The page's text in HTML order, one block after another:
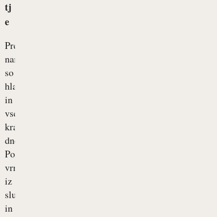
tj
e
Pred
nami
so
hladnejši
in
vse
krajši
dnevi.
Po
vrnitvi
iz
službe
in